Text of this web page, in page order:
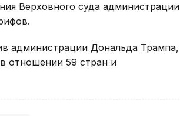
Верховного суда администрации
администрации Дональда Трампа,
отношении 59 стран и